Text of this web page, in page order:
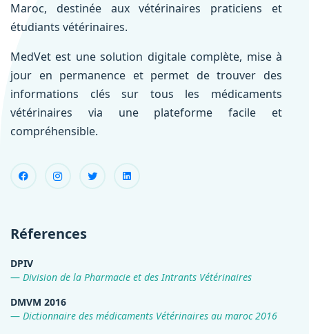
Maroc, destinée aux vétérinaires praticiens et
étudiants vétérinaires.
MedVet est une solution digitale complète, mise à
jour en permanence et permet de trouver des
informations clés sur tous les médicaments
vétérinaires via une plateforme facile et
compréhensible.
Réferences
DPIV
Division de la Pharmacie et des Intrants Vétérinaires
DMVM 2016
Dictionnaire des médicaments Vétérinaires au maroc 2016